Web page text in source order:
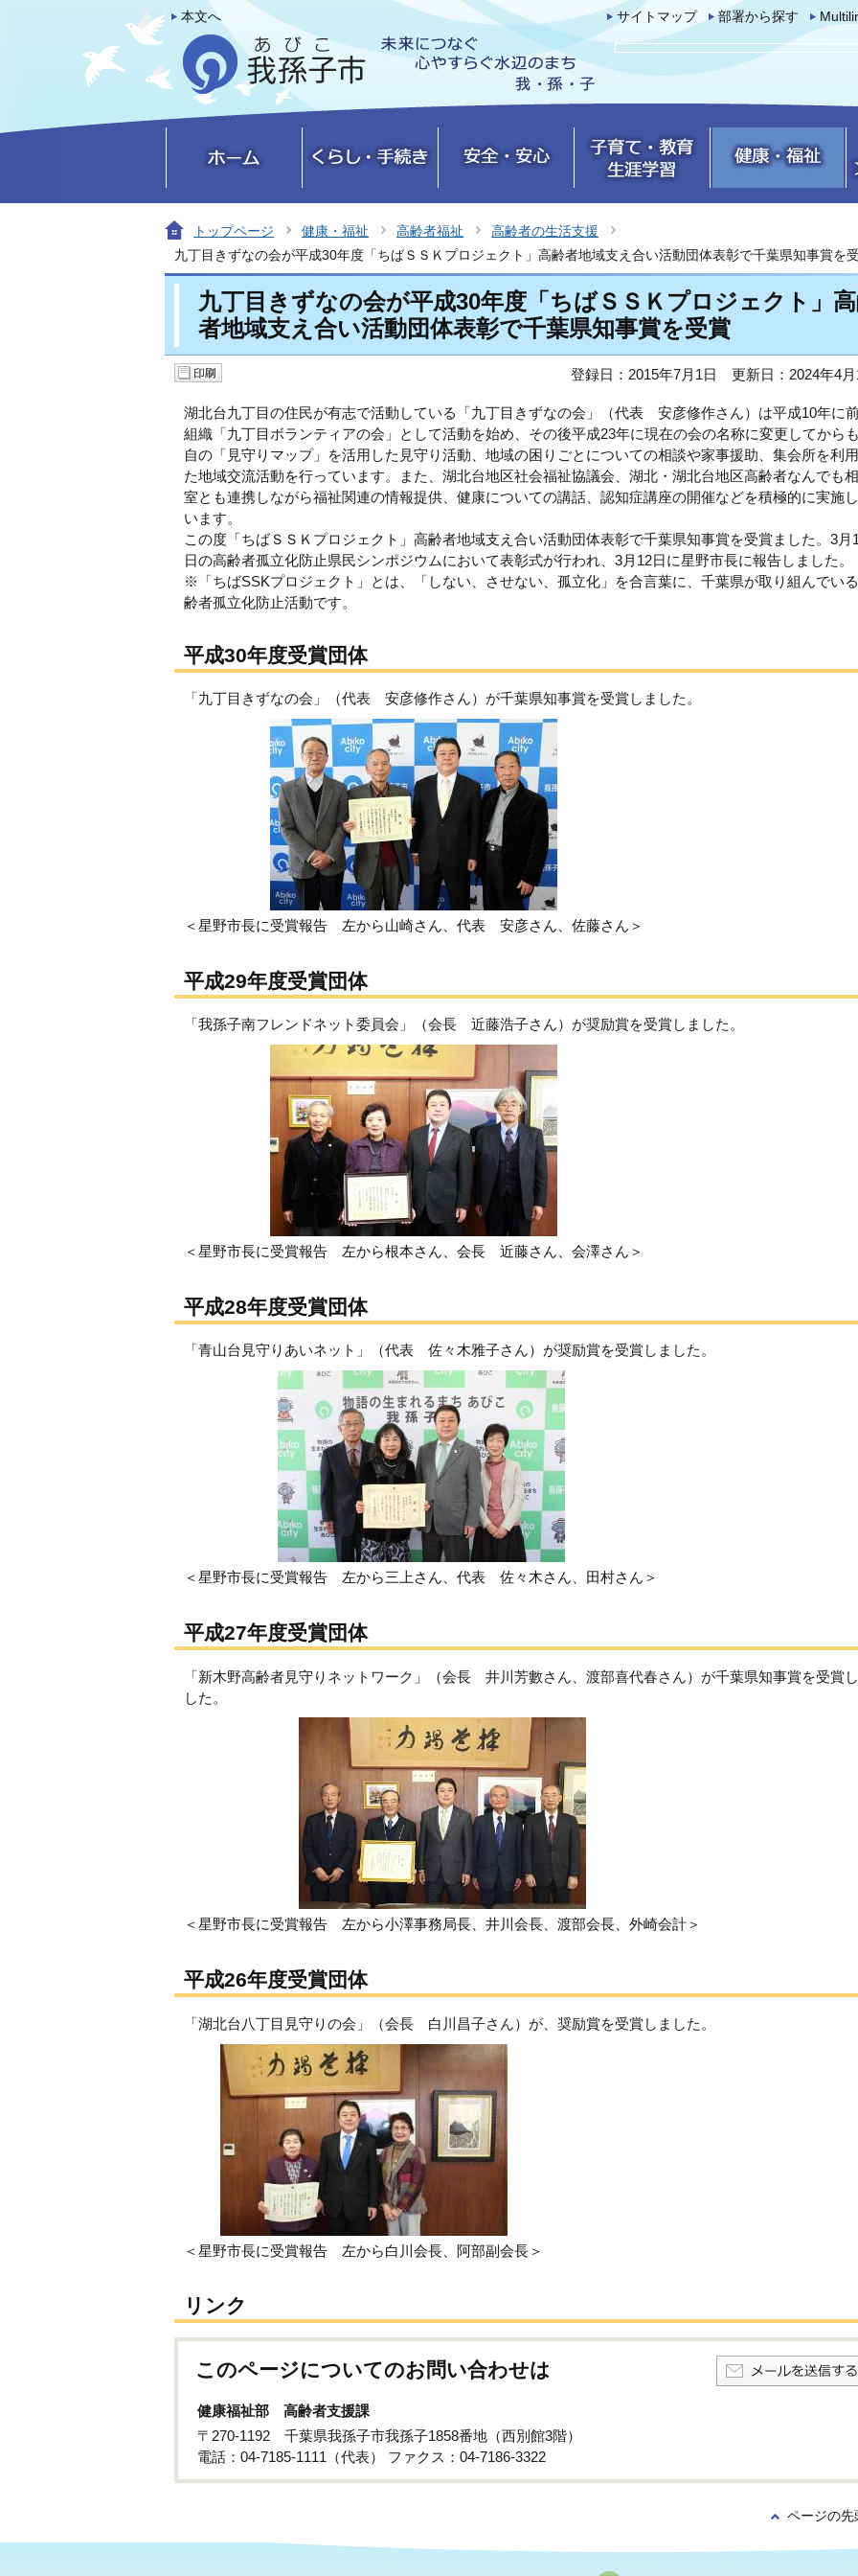
本文へ サイトマップ 部署から探す
トップページ 健康・福祉 高齢者福祉
高齢者の生活支援
九丁目きずなの会が平成30年度「ちばＳＳＫプロジェクト」高齢者地域支え合い活動団体表彰で千葉県知事賞を
九丁目きずなの会が平成30年度「ちばＳＳＫプロジェクト」
者地域支え合い活動団体表彰で千葉県知事賞を受賞
登録日：2015年7月1日 更新日：2024年4
湖北台九丁目の住民が有志で活動している「九丁目きずなの会」（代表 安彦修作さん）は平成10年に
組織「九丁目ボランティアの会」として活動を始め、その後平成23年に現在の会の名称に変更してから
自の「見守りマップ」を活用した見守り活動、地域の困りごとについての相談や家事援助、集会所を利
た地域交流活動を行っています。また、湖北台地区社会福祉協議会、湖北・湖北台地区高齢者なんでも
室とも連携しながら福祉関連の情報提供、健康についての講話、認知症講座の開催などを積極的に実施
います。
この度「ちばＳＳＫプロジェクト」高齢者地域支え合い活動団体表彰で千葉県知事賞を受賞ました。3月
日の高齢者孤立化防止県民シンポジウムにおいて表彰式が行われ、3月12日に星野市長に報告しました。
※「ちばSSKプロジェクト」とは、「しない、させない、孤立化」を合言葉に、千葉県が取り組んでい
齢者孤立化防止活動です。
平成30年度受賞団体
「九丁目きずなの会」（代表 安彦修作さん）が千葉県知事賞を受賞しました。
＜星野市長に受賞報告 左から山崎さん、代表 安彦さん、佐藤さん＞
平成29年度受賞団体
「我孫子南フレンドネット委員会」（会長 近藤浩子さん）が奨励賞を受賞しました。
＜星野市長に受賞報告 左から根本さん、会長 近藤さん、会澤さん＞
平成28年度受賞団体
「青山台見守りあいネット」（代表 佐々木雅子さん）が奨励賞を受賞しました。
＜星野市長に受賞報告 左から三上さん、代表 佐々木さん、田村さん＞
平成27年度受賞団体
「新木野高齢者見守りネットワーク」（会長 井川芳數さん、渡部喜代春さん）が千葉県知事賞を受賞
した。
＜星野市長に受賞報告 左から小澤事務局長、井川会長、渡部会長、外崎会計＞
平成26年度受賞団体
「湖北台八丁目見守りの会」（会長 白川昌子さん）が、奨励賞を受賞しました。
＜星野市長に受賞報告 左から白川会長、阿部副会長＞
リンク
このページについてのお問い合わせは
健康福祉部 高齢者支援課
〒270-1192 千葉県我孫子市我孫子1858番地（西別館3階）
電話：04-7185-1111（代表） ファクス：04-7186-3322
ページの先